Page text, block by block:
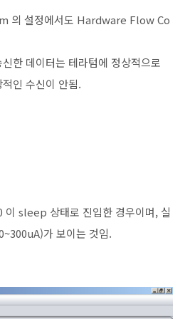
의 설정에서도 Hardware Flow Co
한 데이터는 테라텀에 정상적으로
인 수신이 안됨.
sleep 상태로 진입한 경우이며, 실
가 보이는 것임.